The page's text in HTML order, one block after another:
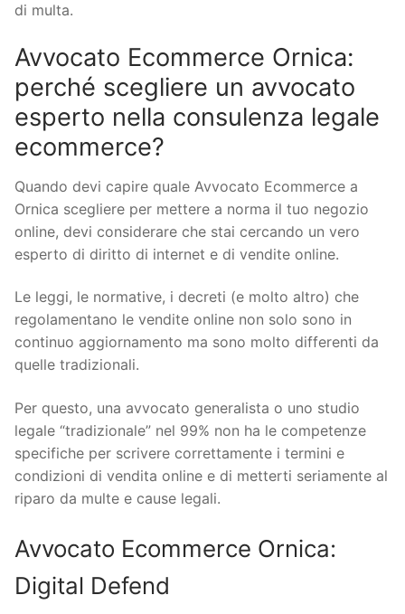
di multa.
Avvocato Ecommerce Ornica:
perché scegliere un avvocato
esperto nella consulenza legale
ecommerce?
Quando devi capire quale Avvocato Ecommerce a
Ornica scegliere per mettere a norma il tuo negozio
online, devi considerare che stai cercando un vero
esperto di diritto di internet e di vendite online.
Le leggi, le normative, i decreti (e molto altro) che
regolamentano le vendite online non solo sono in
continuo aggiornamento ma sono molto differenti da
quelle tradizionali.
Per questo, una avvocato generalista o uno studio
legale “tradizionale” nel 99% non ha le competenze
specifiche per scrivere correttamente i termini e
condizioni di vendita online e di metterti seriamente al
riparo da multe e cause legali.
Avvocato Ecommerce Ornica:
Digital Defend